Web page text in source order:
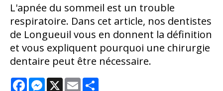
L'apnée du sommeil est un trouble
respiratoire. Dans cet article, nos dentistes
de Longueuil vous en donnent la définition
et vous expliquent pourquoi une chirurgie
dentaire peut être nécessaire.
FacebookMessenger
X Email